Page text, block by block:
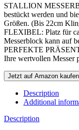
STALLION
bestückt werden und
Größen. (Bis 22cm
FLEXIBEL: Platz für
Messerblock kann auf
PERFEKTE
Ihre wertvollen Messer
Jetzt auf Amazon kaufen
Description
Additional
Description